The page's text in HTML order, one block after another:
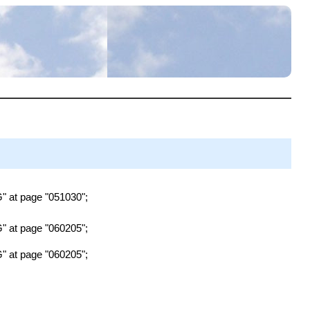
at page "051030";
at page "060205";
at page "060205";